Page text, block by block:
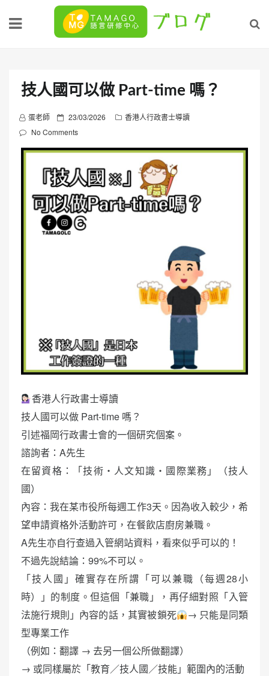
技人國可以做 Part-time 嗎？
蛋老師
P
o
e
d
o
n
23/03/2026
香港人行政書士導讀
No Comments
香港人行政書士導讀
技人國可以做 Part-time 嗎？
引述福岡行政書士會的一個研究個案。
諮詢者：A先生
在留資格：「技術・人文知識・國際業務」（技人
國）
內容：我在某市役所每週工作3天。因為收入較少，希
望申請資格外活動許可，在餐飲店廚房兼職。
A先生亦自行查過入管網站資料，看來似乎可以的！
不過先說結論：99%不可以。
「技人國」確實存在所謂「可以兼職（每週28小
時）」的制度。但這個「兼職」，再仔細對照「入管
法施行規則」內容的話，其實被鎖死
→ 只能是同類
型專業工作
（例如：翻譯 → 去另一個公所做翻譯）
→ 或同樣屬於「教育／技人國／技能」範圍內的活動